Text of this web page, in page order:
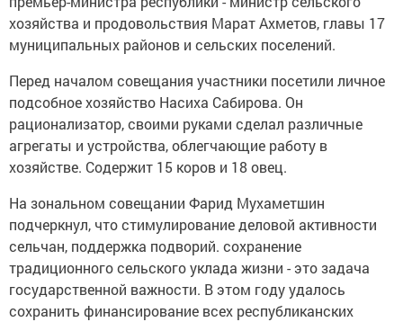
хозяйства и продовольствия Марат Ахметов, главы 17
муниципальных районов и сельских поселений.
Перед началом совещания участники посетили личное
подсобное хозяйство Насиха Сабирова. Он
рационализатор, своими руками сделал различные
агрегаты и устройства, облегчающие работу в
хозяйстве. Содержит 15 коров и 18 овец.
На зональном совещании Фарид Мухаметшин
подчеркнул, что стимулирование деловой активности
сельчан, поддержка подворий. сохранение
традиционного сельского уклада жизни - это задача
государственной важности. В этом году удалось
сохранить финансирование всех республиканских